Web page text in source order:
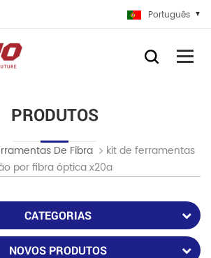
Português
PRODUTOS
De Fibra
kit de ferramentas
por fibra óptica x20a
CATEGORIAS
NOVOS PRODUTOS